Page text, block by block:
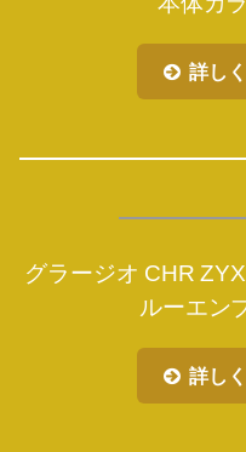
詳し
グラージオ CHR
ルーエン
詳し